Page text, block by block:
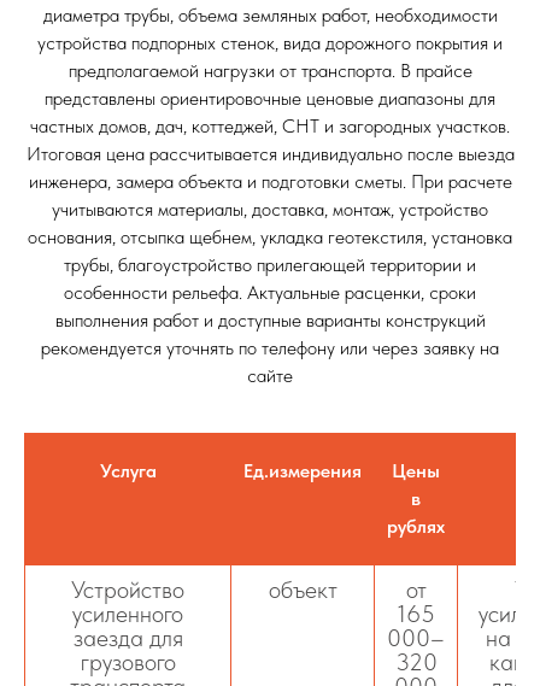
диаметра трубы, объема земляных работ, необходимости
устройства подпорных стенок, вида дорожного покрытия и
предполагаемой нагрузки от транспорта. В прайсе
представлены ориентировочные ценовые диапазоны для
частных домов, дач, коттеджей, СНТ и загородных участков.
Итоговая цена рассчитывается индивидуально после выезда
инженера, замера объекта и подготовки сметы. При расчете
учитываются материалы, доставка, монтаж, устройство
основания, отсыпка щебнем, укладка геотекстиля, установка
трубы, благоустройство прилегающей территории и
особенности рельефа. Актуальные расценки, сроки
выполнения работ и доступные варианты конструкций
рекомендуется уточнять по телефону или через заявку на
сайте
Услуга Ед.измерения
Цены
в
рублях
Устройство
усиленного
заезда для
грузового
объект
от
165
000–
320
на